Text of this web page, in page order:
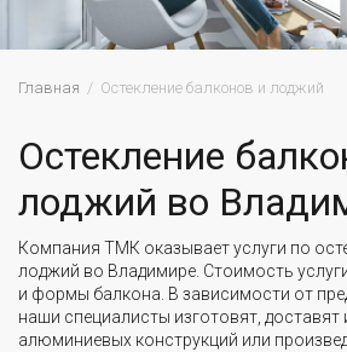
Главная Остекление балконов и лоджий
Остекление
лоджий во
Компания ТМК оказывает услуги по
лоджий во Владимире. Стоимость
и формы балкона. В зависимости от
наши специалисты изготовят,
алюминиевых конструкций или